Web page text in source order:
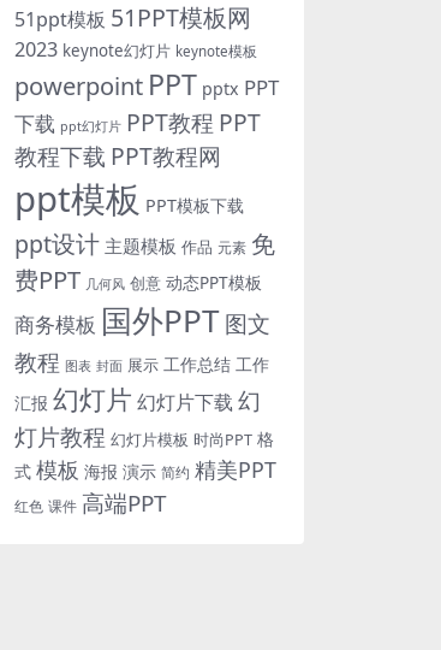
51ppt模板 51PPT模板网
2023 keynote幻灯片 keynote模板
powerpoint PPT pptx PPT
下载 ppt幻灯片 PPT教程 PPT
教程下载 PPT教程网
ppt模板 PPT模板下载
ppt设计 主题模板 作品 元素 免
费PPT 几何风 创意 动态PPT模板
商务模板 国外PPT图文
教程 图表 封面 展示 工作总结 工作
汇报 幻灯片 幻灯片下载 幻
灯片教程 幻灯片模板 时尚PPT 格
式 模板 海报 演示 简约 精美PPT
红色 课件 高端PPT